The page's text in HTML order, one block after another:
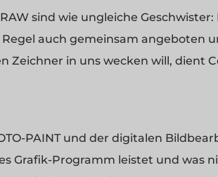
sind wie ungleiche Geschwister:
auch gemeinsam angeboten
Zeichner in uns wecken will, dient
PAINT und der digitalen
Grafik-Programm leistet und was